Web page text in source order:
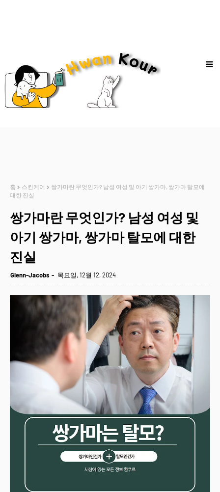
홈 스킨케어
쌍가마란 무엇인가? 남성 여성 및 아기 쌍가마, 쌍가마 탈모에
대한 진실
쌍가마란 무엇인가? 남성 여성 및
아기 쌍가마, 쌍가마 탈모에 대한
진실
Glenn-Jacobs 목요일, 12월 12, 2024